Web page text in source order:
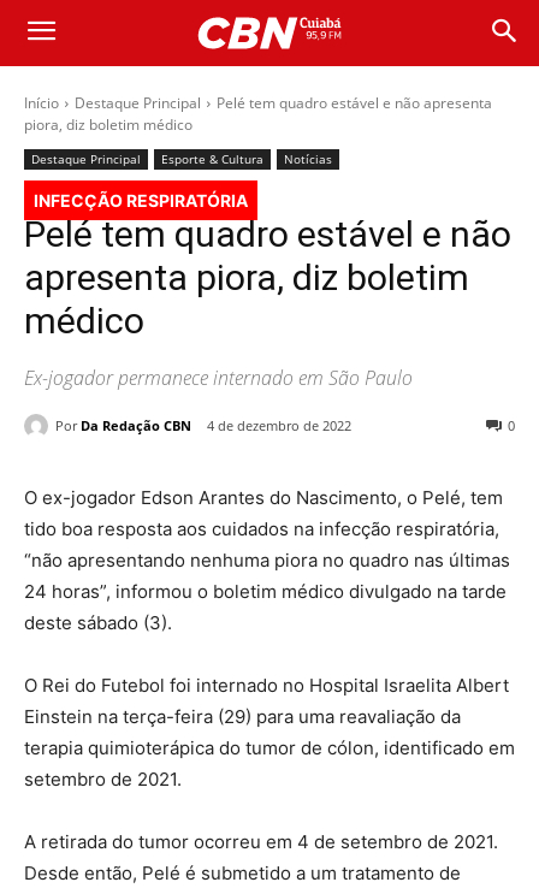
Início Destaque Principal
Pelé tem quadro estável e não apresenta
piora, diz boletim médico
Destaque Principal Esporte & Cultura Notícias
INFECÇÃO RESPIRATÓRIA
Pelé tem quadro estável e não
apresenta piora, diz boletim
médico
Ex-jogador permanece internado em São Paulo
Por Da Redação CBN 4 de dezembro de 2022 0
O ex-jogador Edson Arantes do Nascimento, o Pelé, tem
tido boa resposta aos cuidados na infecção respiratória,
“não apresentando nenhuma piora no quadro nas últimas
24 horas”, informou o boletim médico divulgado na tarde
deste sábado (3).
O Rei do Futebol foi internado no Hospital Israelita Albert
Einstein na terça-feira (29) para uma reavaliação da
terapia quimioterápica do tumor de cólon, identificado em
setembro de 2021.
A retirada do tumor ocorreu em 4 de setembro de 2021.
Desde então, Pelé é submetido a um tratamento de